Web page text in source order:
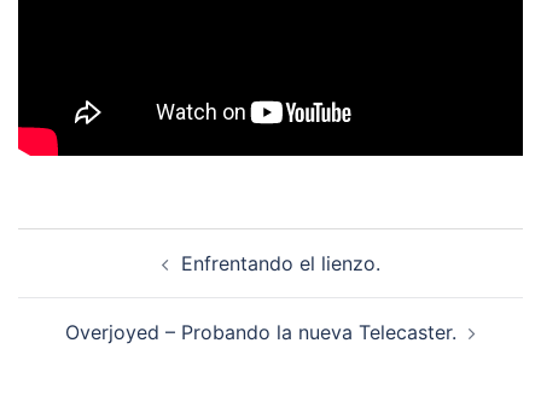
Enfrentando el lienzo.
Overjoyed – Probando la nueva Telecaster.